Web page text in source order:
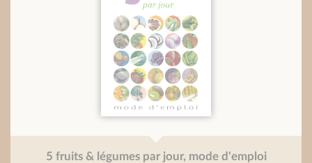
5 fruits & légumes par jour, mode d'emploi